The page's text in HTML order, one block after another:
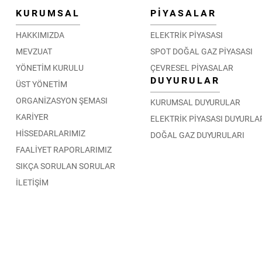
KURUMSAL
HAKKIMIZDA
MEVZUAT
YÖNETİM KURULU
ÜST YÖNETİM
ORGANİZASYON ŞEMASI
KARİYER
HİSSEDARLARIMIZ
FAALİYET RAPORLARIMIZ
SIKÇA SORULAN SORULAR
İLETİŞİM
PİYASALAR
ELEKTRİK PİYASASI
SPOT DOĞAL GAZ PİYASASI
ÇEVRESEL PİYASALAR
DUYURULAR
KURUMSAL DUYURULAR
ELEKTRİK PİYASASI
DOĞAL GAZ DUYURULARI